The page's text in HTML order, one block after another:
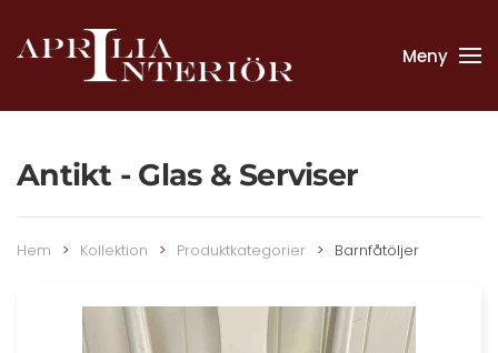
Skip to main content Meny
Antikt - Glas & Serviser
Hem Kollektion Produktkategorier Barnfåtöljer